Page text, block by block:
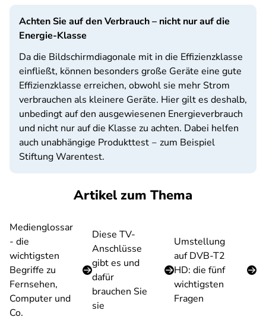
Achten Sie auf den Verbrauch – nicht nur auf die
Energie-Klasse
Da die Bildschirmdiagonale mit in die Effizienzklasse
einfließt, können besonders große Geräte eine gute
Effizienzklasse erreichen, obwohl sie mehr Strom
verbrauchen als kleinere Geräte. Hier gilt es deshalb,
unbedingt auf den ausgewiesenen Energieverbrauch
und nicht nur auf die Klasse zu achten. Dabei helfen
auch unabhängige Produkttest ‒ zum Beispiel
Stiftung Warentest.
Artikel zum Thema
Medienglossar
- die
wichtigsten
Begriffe zu
Fernsehen,
Computer und
Co.
Diese TV-
Anschlüsse
gibt es und
dafür
brauchen Sie
sie
Umstellung
auf DVB-T2
HD: die fünf
wichtigsten
Fragen